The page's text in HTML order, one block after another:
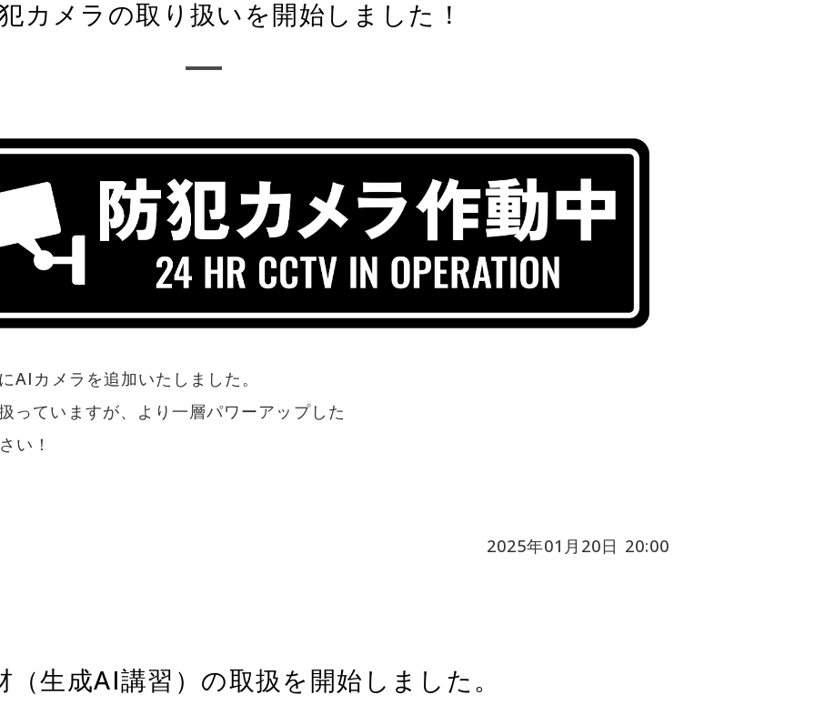
カメラの取り扱いを開始しました！
AIカメラを追加いたしました。
っていますが、より一層パワーアップした
い！
2025年01月20日 20:00
（生成AI講習）の取扱を開始しました。